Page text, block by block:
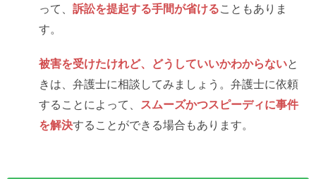
って、 訴訟を提起する手間が省けることもありま
す。
被害を受けたけれど、どうしていいかわからないと
きは、弁護士に相談してみましょう。弁護士に依頼
することによって、
スムーズかつスピーディに事件
を解決することができる場合もあります。